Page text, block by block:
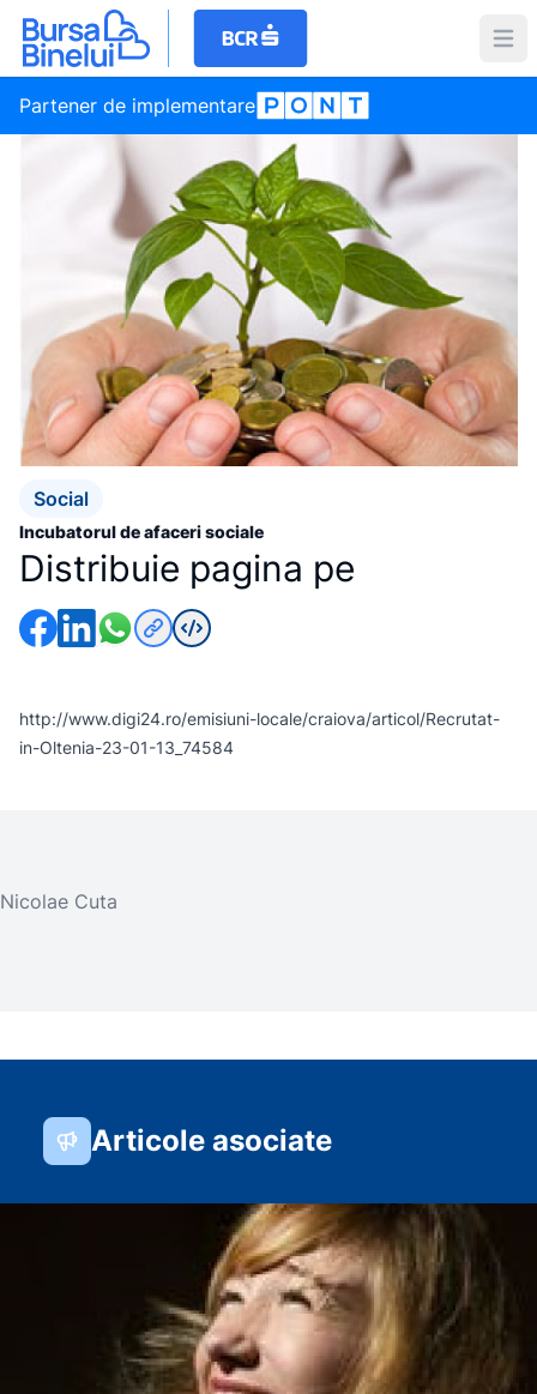
Partener de implementare
Social
Incubatorul de afaceri sociale
Distribuie pagina pe
http://www.digi24.ro/emisiuni-locale/craiova/articol/Recrutat-
in-Oltenia-23-01-13_74584
Nicolae Cuta
Articole asociate